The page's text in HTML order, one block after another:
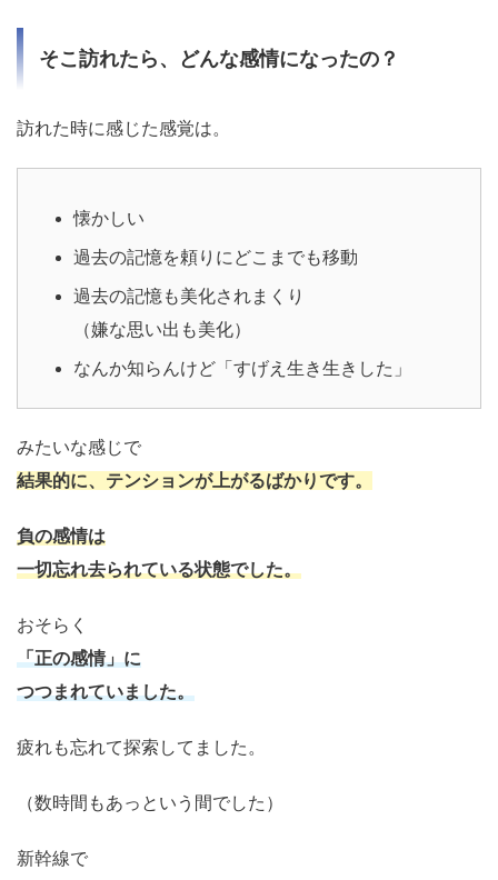
そこ訪れたら、どんな感情になったの？
訪れた時に感じた感覚は。
懐かしい
過去の記憶を頼りにどこまでも移動
過去の記憶も美化されまくり
（嫌な思い出も美化）
なんか知らんけど「すげえ生き生きした」
みたいな感じで
結果的に、テンションが上がるばかりです。
負の感情は
一切忘れ去られている状態でした。
おそらく
「正の感情」に
つつまれていました。
疲れも忘れて探索してました。
（数時間もあっという間でした）
新幹線で